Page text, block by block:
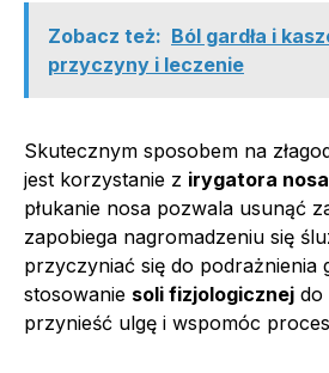
Zobacz też: Ból gardła i
przyczyny i leczenie
Skutecznym sposobem na
jest korzystanie z irygatora nosa
płukanie nosa pozwala usunąć
zapobiega nagromadzeniu się
przyczyniać się do podrażnienia
stosowanie soli fizjologicznej do
przynieść ulgę i wspomóc